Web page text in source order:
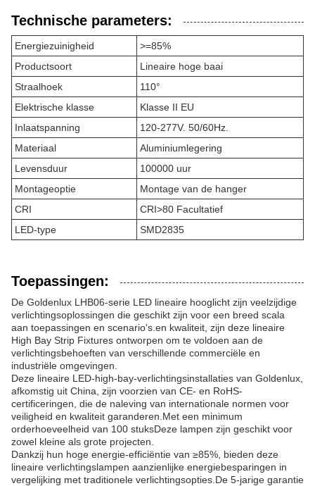
Technische parameters:
Energiezuinigheid
>=85%
Productsoort
Lineaire hoge baai
Straalhoek
110°
Elektrische klasse
Klasse II EU
Inlaatspanning
120-277V. 50/60Hz.
Materiaal
Aluminiumlegering
Levensduur
100000 uur
Montageoptie
Montage van de hanger
CRI
CRI>80 Facultatief
LED-type
SMD2835
Toepassingen:
De Goldenlux LHB06-serie LED lineaire hooglicht zijn veelzijdige
verlichtingsoplossingen die geschikt zijn voor een breed scala
aan toepassingen en scenario's.en kwaliteit, zijn deze lineaire
High Bay Strip Fixtures ontworpen om te voldoen aan de
verlichtingsbehoeften van verschillende commerciële en
industriële omgevingen.
Deze lineaire LED-high-bay-verlichtingsinstallaties van Goldenlux,
afkomstig uit China, zijn voorzien van CE- en RoHS-
certificeringen, die de naleving van internationale normen voor
veiligheid en kwaliteit garanderen.Met een minimum
orderhoeveelheid van 100 stuksDeze lampen zijn geschikt voor
zowel kleine als grote projecten.
Dankzij hun hoge energie-efficiëntie van ≥85%, bieden deze
lineaire verlichtingslampen aanzienlijke energiebesparingen in
vergelijking met traditionele verlichtingsopties.De 5-jarige garantie